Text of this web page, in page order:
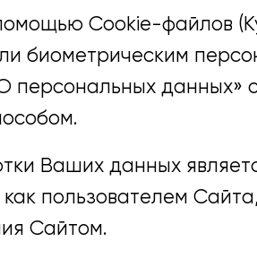
Cookie-файлов
биометрическим
персональных данных»
Ваших данных
пользователем
Сайтом.